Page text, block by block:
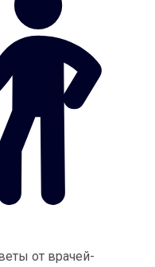
от врачей-